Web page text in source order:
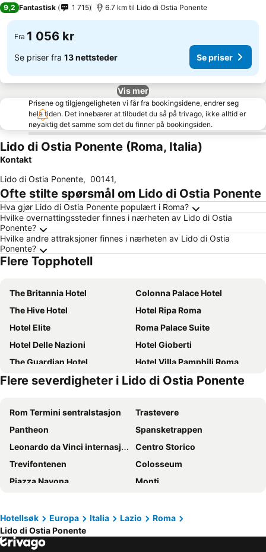
9,2 Fantastisk 1 715 6.7 km til Lido di Ostia Ponente
Fra 1 056 kr
Se priser fra 13 nettsteder Se priser
Vis mer
Prisene og tilgjengeligheten vi får fra bookingsidene, endrer seg
hele tiden. Det innebærer at tilbudet du så på trivago, ikke alltid er
nøyaktig det samme som det du finner på bookingsiden.
Lido di Ostia Ponente (Roma, Italia)
Kontakt
Lido di Ostia Ponente, 00141,
Ofte stilte spørsmål om Lido di Ostia Ponente
Hva gjør Lido di Ostia Ponente populært i Roma?
Hvilke overnattingssteder finnes i nærheten av Lido di Ostia
Ponente?
Hvilke andre attraksjoner finnes i nærheten av Lido di Ostia
Ponente?
Flere Topphotell
The Britannia Hotel
Colonna Palace Hotel
The Hive Hotel
Hotel Ripa Roma
Hotel Elite
Roma Palace Suite
Hotel Delle Nazioni
Hotel Gioberti
The Guardian Hotel
Hotel Villa Pamphili Roma
Hotel Tirreno
Excellence Suite
Augusta Lucilla Palace
Hotel Ponte Sisto
Raeli Hotel Archimede
Hotel Cortina
Hotel Nazionale
Hotel Alessandrino
Parlamento Boutique Hotel
Luxury on the River
Hotel Trevi - Gruppo Trevi Hotels
hu Roma Camping In Town
Hotel Mosaic Central Rome
Duca d'Alba Hotel - Chateaux & Hotels Collection
Trevi Palace Luxury Inn
Flere severdigheter i Lido di Ostia Ponente
Rom Termini sentralstasjon
Trastevere
Pantheon
Spansketrappen
Leonardo da Vinci internasjonale lufthavn
Centro Storico
Trevifontenen
Colosseum
Piazza Navona
Monti
Lido di Ostia Ponente
Prati
Termini Metro Station
International Airport Naples
Hotellsøk Europa Italia Lazio
Roma
Lido di Ostia Ponente